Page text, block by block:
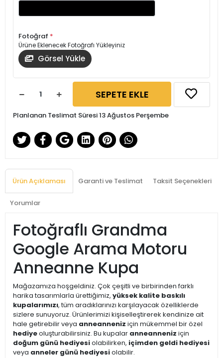
Fotoğraf *
Ürüne Eklenecek Fotoğrafı Yükleyiniz
Görsel Yükle
SEPETE EKLE
Planlanan Teslimat Süresi 13 Ağustos Perşembe
Ürün Açıklaması Garanti ve Teslimat Taksit Seçenekleri
Yorumlar
Fotoğraflı Grandma
Google Arama Motoru
Anneanne Kupa
Mağazamıza hoşgeldiniz. Çok çeşitli ve birbirinden farklı
harika tasarımlarla ürettiğimiz, yüksek kalite baskılı
kupalarımızı, tüm aradıklarınızı karşılayacak özelliklerde
sizlere sunuyoruz. Ürünlerimizi kişiselleştirerek kendinize ait
hale getirebilir veya anneanneniz için mükemmel bir özel
hediyeoluşturabilirsiniz. Bu kupalar anneanneniz için
doğum günü hediyesiolabilirken, içimden geldi hediyesi
veya anneler günü hediyesiolabilir.